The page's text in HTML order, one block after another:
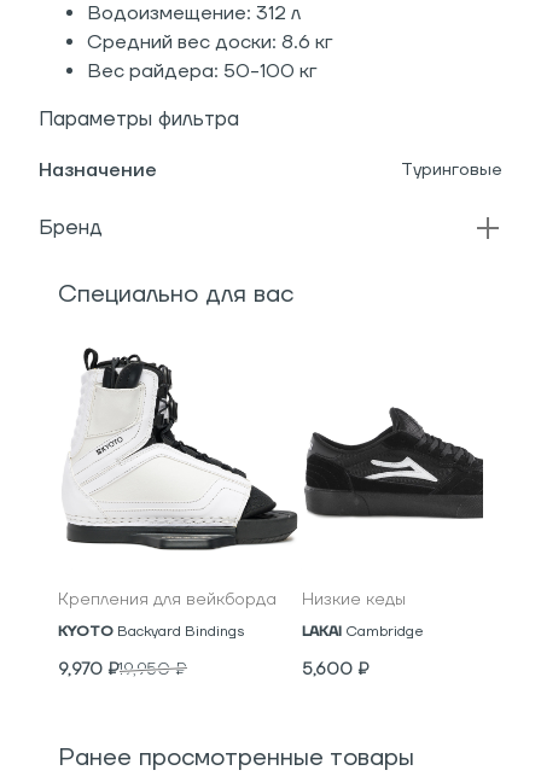
Водоизмещение: 312 л
Средний вес доски: 8.6 кг
Вес райдера: 50-100 кг
Параметры фильтра
Назначение Туринговые
Бренд
Специально для вас
Крепления для вейкборда
KYOTO Backyard Bindings
9,970 ₽19,950₽
Низкие кеды
LAKAI Cambridge
5,600 ₽
Ранее просмотренные товары